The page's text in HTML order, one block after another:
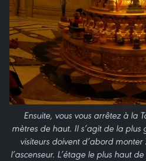
Ensuite, vous vous arrêtez à la
mètres de haut. Il s’agit de la
visiteurs doivent d’abord
l’ascenseur. L’étage le plus haut